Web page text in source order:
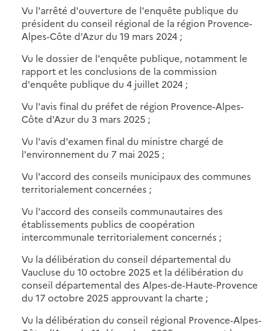
Vu l'arrêté d'ouverture de l'enquête publique du
président du conseil régional de la région Provence-
Alpes-Côte d'Azur du 19 mars 2024 ;
Vu le dossier de l'enquête publique, notamment le
rapport et les conclusions de la commission
d'enquête publique du 4 juillet 2024 ;
Vu l'avis final du préfet de région Provence-Alpes-
Côte d'Azur du 3 mars 2025 ;
Vu l'avis d'examen final du ministre chargé de
l'environnement du 7 mai 2025 ;
Vu l'accord des conseils municipaux des communes
territorialement concernées ;
Vu l'accord des conseils communautaires des
établissements publics de coopération
intercommunale territorialement concernés ;
Vu la délibération du conseil départemental du
Vaucluse du 10 octobre 2025 et la délibération du
conseil départemental des Alpes-de-Haute-Provence
du 17 octobre 2025 approuvant la charte ;
Vu la délibération du conseil régional Provence-Alpes-